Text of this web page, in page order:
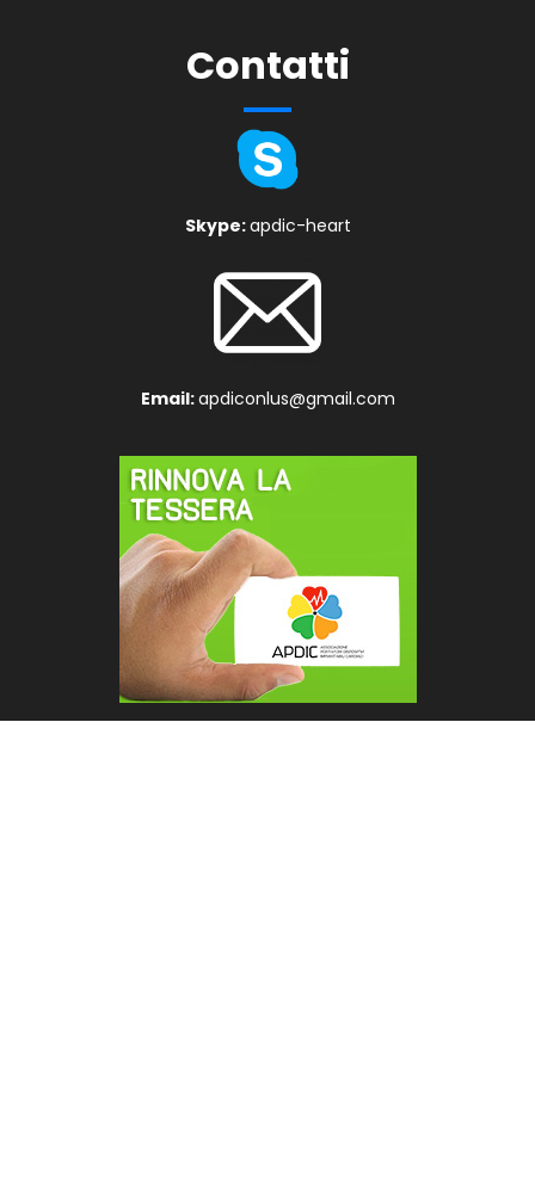
Contatti
Skype:apdic-heart
Email:apdiconlus@gmail.com